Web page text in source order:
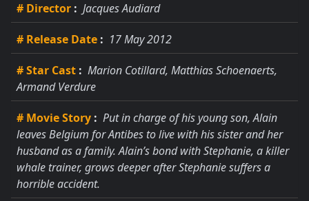
# Director : Jacques Audiard
# Release Date : 17 May 2012
# Star Cast : Marion Cotillard, Matthias Schoenaerts,
Armand Verdure
# Movie Story : Put in charge of his young son, Alain
leaves Belgium for Antibes to live with his sister and her
husband as a family. Alain’s bond with Stephanie, a killer
whale trainer, grows deeper after Stephanie suffers a
horrible accident.